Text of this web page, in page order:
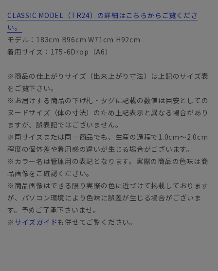
CLASSIC MODEL（TR24）の詳細はこちらからご覧くださ
い。
モデル：183cm B96cm W71cm H92cm
着用サイズ：175-6Drop（A6）
※商品の仕上がりサイズ（出来上がり寸法）は上記のサイズ表
をご覧下さい。
※お届けする商品の下げ札・タグに記載の数値は目安としての
ヌードサイズ（体の寸法）のため上記表示と異なる場合があり
ますが、誤表記ではございません。
※同サイズまたは同一商品でも、生産の過程で1.0cm～2.0cm
程度の個体差や着用感の違いが生じる場合がございます。
※カラー名は管理用の表記となります。実際の商品の色味は商
品画像をご確認ください。
※商品画像はできる限り実際の色に近づけて掲載しております
が、パソコン環境により色味に誤差が生じる場合がございま
す。予めご了承下さいませ。
※ サイズガイドも併せてご覧ください。